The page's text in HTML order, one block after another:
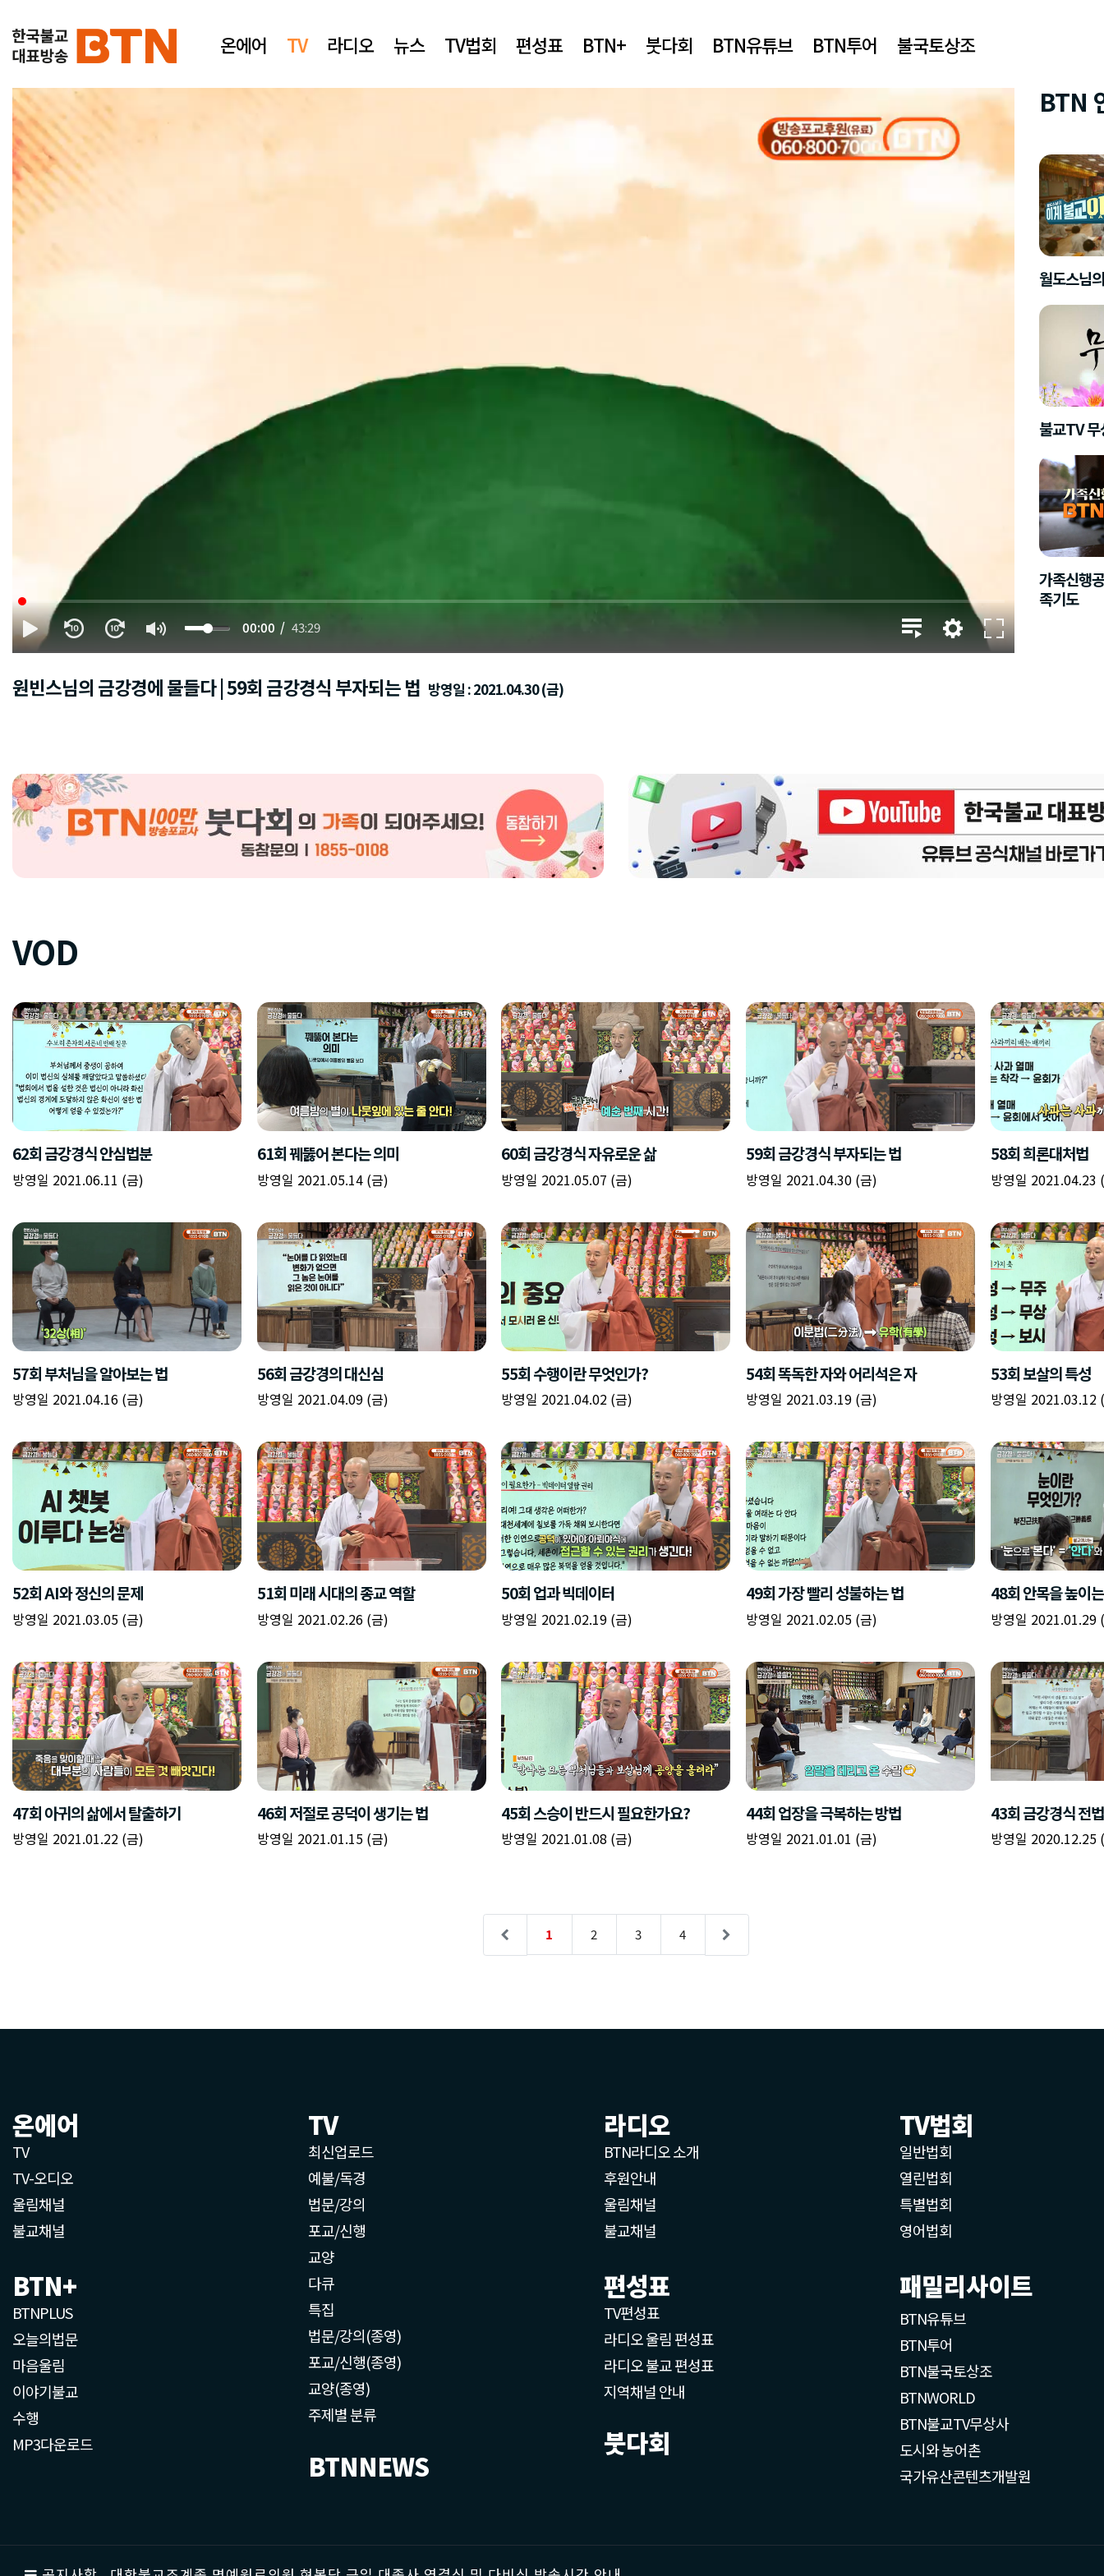
온에어 TV 라디오 뉴스 TV법회 편성표 BTN+ 붓다회 BTN유튜브 BTN투어 불국토상조
00:00 43:29
정
책
피
입
력
이름
시간
확인
닫기
구
반
복
입
력
이름
시작시간
닫기
플
이
리
스
트
추
가
주소
이미지
설명
닫기
BTN
월도스님
불교TV
가족신행
족기도
원빈스님의 금강경에 물들다 | 59회 금강경식 부자되는 법 방영일 : 2021.04.30 (금)
온에어
TV
TV-오디오
울림채널
불교채널
BTN+
BTNPLUS
오늘의법문
마음울림
이야기불교
수행
MP3다운로드
TV
최신업로드
예불/독경
법문/강의
포교/신행
교양
다큐
특집
법문/강의(종영)
포교/신행(종영)
교양(종영)
주제별 분류
BTNNEWS
라디오
BTN라디오 소개
후원안내
울림채널
불교채널
편성표
TV편성표
라디오 울림 편성표
라디오 불교 편성표
지역채널 안내
붓다회
TV법회
일반법회
열린법회
특별법회
영어법회
패밀리사이트
BTN유튜브
BTN투어
BTN불국토상조
BTNWORLD
BTN불교TV무상사
도시와 농어촌
국가유산콘텐츠개발원